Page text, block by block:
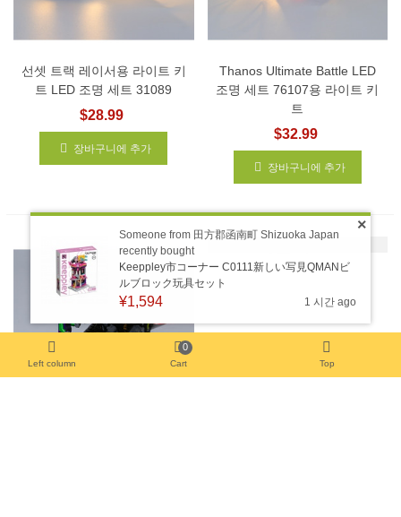
선셋 트랙 레이서용 라이트 키
트 LED 조명 세트 31089
$28.99
장바구니에 추가
Thanos Ultimate Battle LED
조명 세트 76107용 라이트 키
트
$32.99
장바구니에 추가
다음의
Left column Cart
0
Top
×
Someone from 田方郡函南町 Shizuoka Japan
recently bought
Keeppley市コーナー C0111新しい写見QMANビ
ルブロック玩具セット
¥1,594 1 시간 ago